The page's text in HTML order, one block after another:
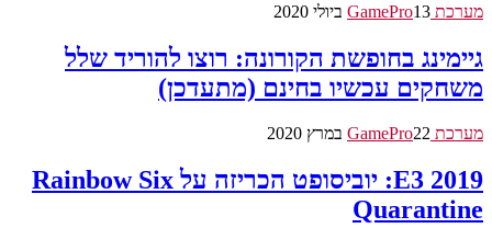
מערכת GamePro 13 ביולי 2020
גיימינג בחופשת הקורונה: רוצו להוריד שלל
משחקים עכשיו בחינם (מתעדכן)
מערכת GamePro 22 במרץ 2020
E3 2019: יוביסופט הכריזה על Rainbow Six
Quarantine